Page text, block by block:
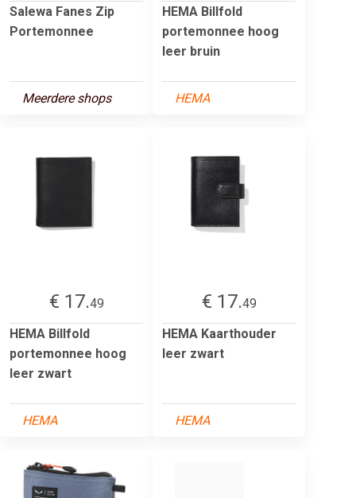
Salewa Fanes Zip
Portemonnee
Meerdere shops
HEMA Billfold
portemonnee hoog
leer bruin
HEMA
€ 17.49
HEMA Billfold
portemonnee hoog
leer zwart
HEMA
€ 17.49
HEMA Kaarthouder
leer zwart
HEMA